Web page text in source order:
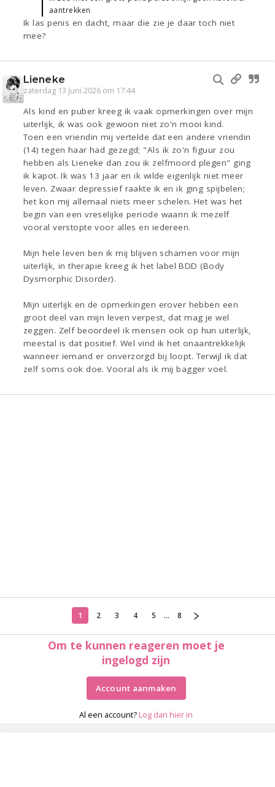
aantrekken
Ik las penis en dacht, maar die zie je daar toch niet
mee?
Lieneke
zaterdag 13 juni 2026 om 17:44
Als kind en puber kreeg ik vaak opmerkingen over mijn
uiterlijk, ik was ook gewoon niet zo'n mooi kind.
Toen een vriendin mij vertelde dat een andere vriendin
(14) tegen haar had gezegd; "Als ik zo'n figuur zou
hebben als Lieneke dan zou ik zelfmoord plegen" ging
ik kapot. Ik was 13 jaar en ik wilde eigenlijk niet meer
leven. Zwaar depressief raakte ik en ik ging spijbelen;
het kon mij allemaal niets meer schelen. Het was het
begin van een vreselijke periode waarin ik mezelf
vooral verstopte voor alles en iedereen.
Mijn hele leven ben ik mij blijven schamen voor mijn
uiterlijk, in therapie kreeg ik het label BDD (Body
Dysmorphic Disorder).
Mijn uiterlijk en de opmerkingen erover hebben een
groot deel van mijn leven verpest, dat mag je wel
zeggen. Zelf beoordeel ik mensen ook op hun uiterlijk,
meestal is dat positief. Wel vind ik het onaantrekkelijk
wanneer iemand er onverzorgd bij loopt. Terwijl ik dat
zelf soms ook doe. Vooral als ik mij bagger voel.
1 2 3 4 5 ... 8
Om te kunnen reageren moet je
ingelogd zijn
Account aanmaken
Al een account? Log dan hier in